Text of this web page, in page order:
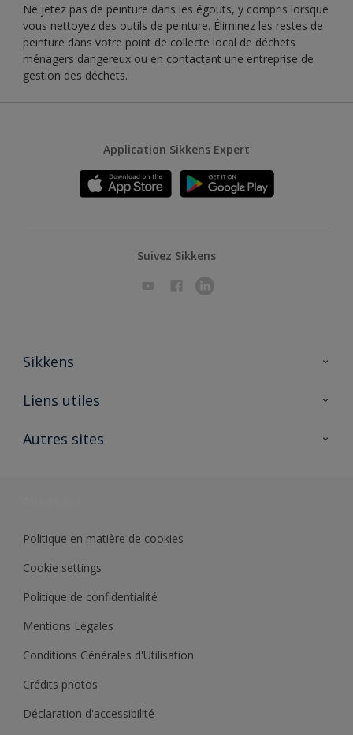
Ne jetez pas de peinture dans les égouts, y compris lorsque
vous nettoyez des outils de peinture. Éliminez les restes de
peinture dans votre point de collecte local de déchets
ménagers dangereux ou en contactant une entreprise de
gestion des déchets.
Application Sikkens Expert
Suivez Sikkens
Sikkens
A propos de Sikkens
Liens utiles
Ouvrir un magasin PASS
Autres sites
Politique en matière de cookies
Cookie settings
Politique de confidentialité
Mentions Légales
Conditions Générales d'Utilisation
Crédits photos
Déclaration d'accessibilité